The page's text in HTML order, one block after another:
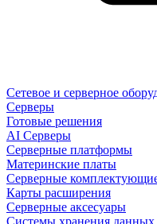
Сетевое и серверное
Cерверы
Готовые решения
AI Серверы
Серверные платформы
Материнские платы
Серверные
Карты расширения
Серверные аксесуары
Системы хранения